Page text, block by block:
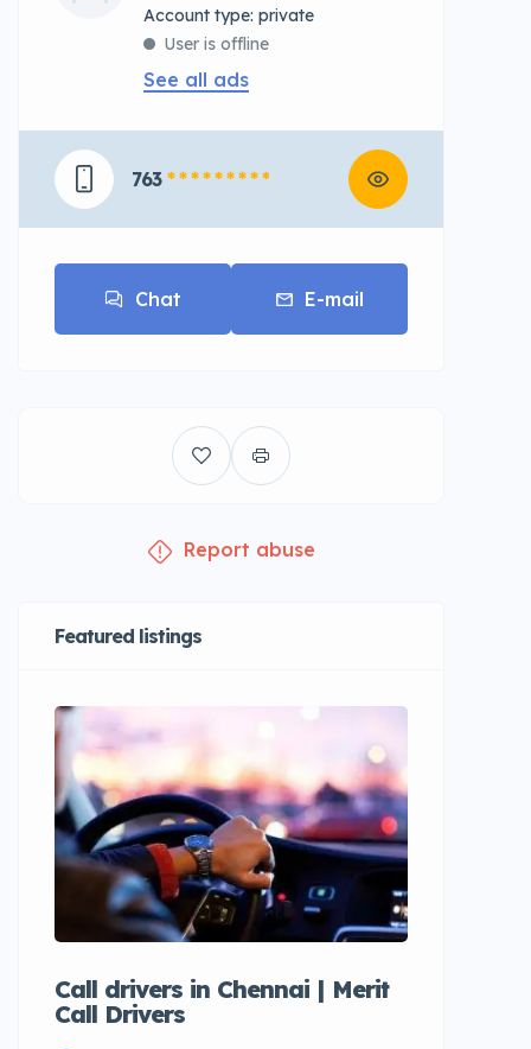
account type: private
User is offline
See all ads
763 * * * * * * * * *
Chat E-mail
Report abuse
Featured listings
Call drivers in Chennai | Merit
Call Drivers